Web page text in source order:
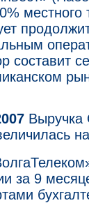
местного
составит
Выручка
за 9